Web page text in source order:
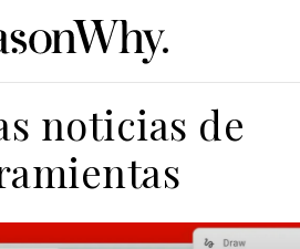
noticias de